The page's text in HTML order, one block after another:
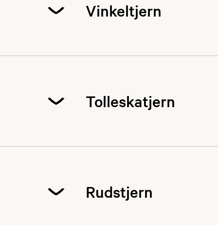
Vinkeltjern
Tolleskatjern
Rudstjern